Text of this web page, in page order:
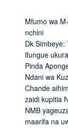
Mfumo wa
nchini
Dk Simbeye:
ifungue
Pinda
Ndani wa
Chande
zaidi kupitia
NMB
maarifa na